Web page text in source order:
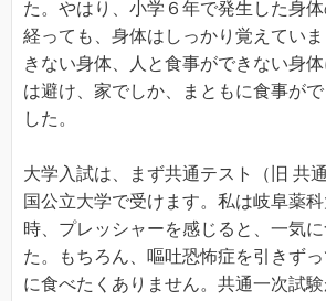
た。やはり、小学６年で発生した身
経っても、身体はしっかり覚えてい
きない身体、人と食事ができない身
は避け、家でしか、まともに食事が
した。
大学入試は、まず共通テスト（旧 共
国公立大学で受けます。私は岐阜薬
時、プレッシャーを感じると、一気
た。もちろん、嘔吐恐怖症を引きず
に食べたくありません。共通一次試